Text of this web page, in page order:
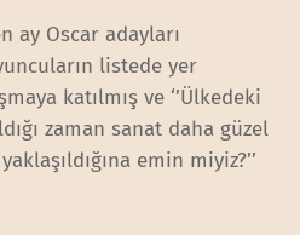
ay Oscar adayları
listede yer
katılmış ve ‘’Ülkedeki
zaman sanat daha güzel
emin miyiz?’’